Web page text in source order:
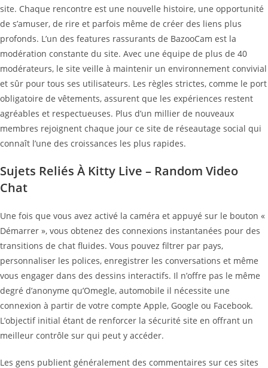
site. Chaque rencontre est une nouvelle histoire, une opportunité
de s’amuser, de rire et parfois même de créer des liens plus
profonds. L’un des features rassurants de BazooCam est la
modération constante du site. Avec une équipe de plus de 40
modérateurs, le site veille à maintenir un environnement convivial
et sûr pour tous ses utilisateurs. Les règles strictes, comme le port
obligatoire de vêtements, assurent que les expériences restent
agréables et respectueuses. Plus d’un millier de nouveaux
membres rejoignent chaque jour ce site de réseautage social qui
connaît l’une des croissances les plus rapides.
Sujets Reliés À Kitty Live – Random Video
Chat
Une fois que vous avez activé la caméra et appuyé sur le bouton «
Démarrer », vous obtenez des connexions instantanées pour des
transitions de chat fluides. Vous pouvez filtrer par pays,
personnaliser les polices, enregistrer les conversations et même
vous engager dans des dessins interactifs. Il n’offre pas le même
degré d’anonyme qu’Omegle, automobile il nécessite une
connexion à partir de votre compte Apple, Google ou Facebook.
L’objectif initial étant de renforcer la sécurité site en offrant un
meilleur contrôle sur qui peut y accéder.
Les gens publient généralement des commentaires sur ces sites